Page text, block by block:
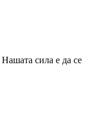
сила е да се